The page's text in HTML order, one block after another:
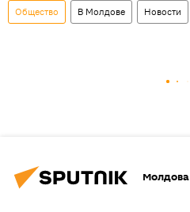
Общество В Молдове Новости
Молдова